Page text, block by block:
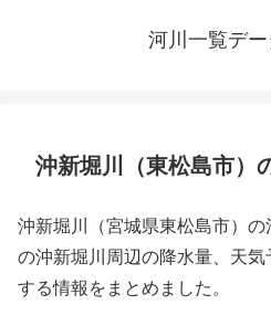
河川一覧デ
沖新堀川（東松島市）
沖新堀川（宮城県東松島市）
の沖新堀川周辺の降水量、天
する情報をまとめました。